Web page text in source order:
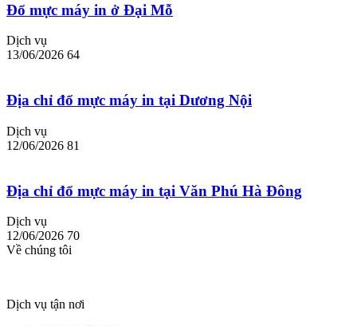
Đổ mực máy in ở Đại Mỗ
Dịch vụ
13/06/2026 64
Địa chỉ đổ mực máy in tại Dương Nội
Dịch vụ
12/06/2026 81
Địa chỉ đổ mực máy in tại Văn Phú Hà Đông
Dịch vụ
12/06/2026 70
Về chúng tôi
Dịch vụ tận nơi